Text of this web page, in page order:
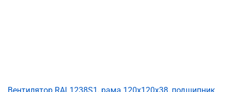
Вентилятор RAL1238S1, рама 120х120х38, подшипник